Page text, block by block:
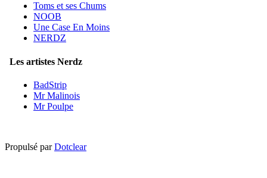
Toms et ses Chums
NOOB
Une Case En Moins
NERDZ
Les artistes Nerdz
BadStrip
Mr Malinois
Mr Poulpe
Propulsé parDotclear